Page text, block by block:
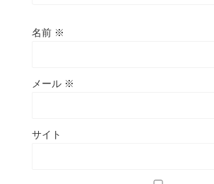
名前 ※
メール ※
サイト